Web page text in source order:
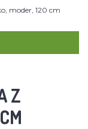
moder, 120 cm
Z